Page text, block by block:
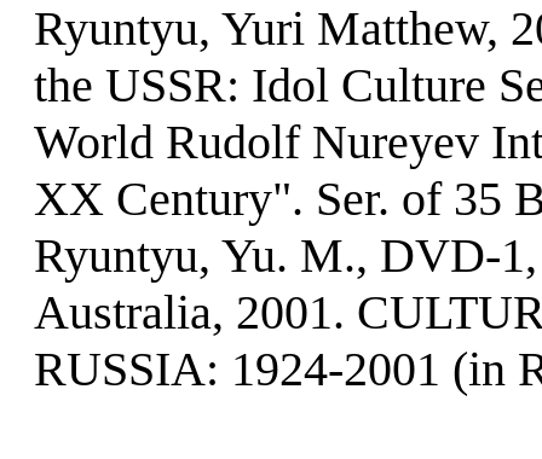
Ryuntyu, Yuri Matthew,
the USSR: Idol Culture
World Rudolf Nureyev
XX Century". Ser. of 35
Ryuntyu, Yu. M., DVD-
Australia, 2001.
RUSSIA: 1924-2001 (in